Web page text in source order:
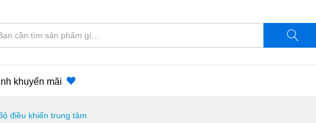
khuyến mãi
điều khiển trung tâm